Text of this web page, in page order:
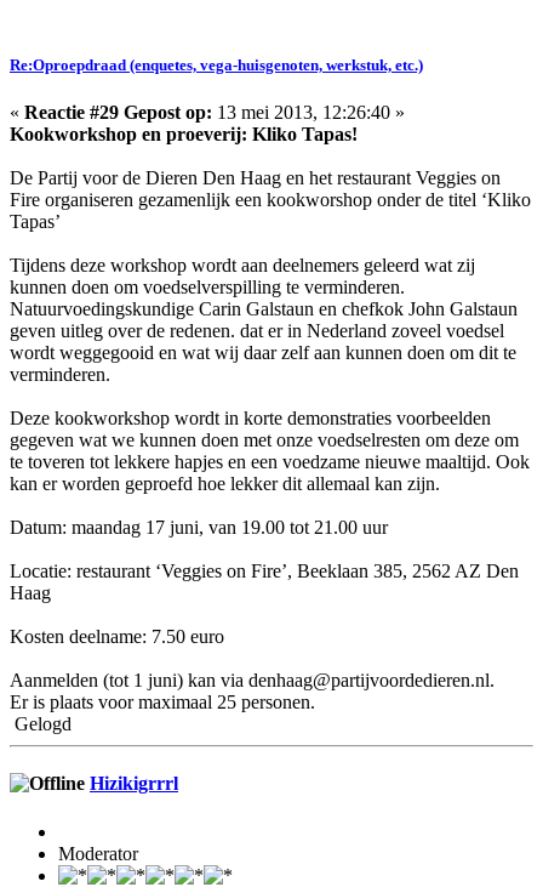
Re:Oproepdraad (enquetes, vega-huisgenoten, werkstuk, etc.)
« Reactie #29 Gepost op: 13 mei 2013, 12:26:40 »
Kookworkshop en proeverij: Kliko Tapas!
De Partij voor de Dieren Den Haag en het restaurant Veggies on
Fire organiseren gezamenlijk een kookworshop onder de titel ‘Kliko
Tapas’
Tijdens deze workshop wordt aan deelnemers geleerd wat zij
kunnen doen om voedselverspilling te verminderen.
Natuurvoedingskundige Carin Galstaun en chefkok John Galstaun
geven uitleg over de redenen. dat er in Nederland zoveel voedsel
wordt weggegooid en wat wij daar zelf aan kunnen doen om dit te
verminderen.
Deze kookworkshop wordt in korte demonstraties voorbeelden
gegeven wat we kunnen doen met onze voedselresten om deze om
te toveren tot lekkere hapjes en een voedzame nieuwe maaltijd. Ook
kan er worden geproefd hoe lekker dit allemaal kan zijn.
Datum: maandag 17 juni, van 19.00 tot 21.00 uur
Locatie: restaurant ‘Veggies on Fire’, Beeklaan 385, 2562 AZ Den
Haag
Kosten deelname: 7.50 euro
Aanmelden (tot 1 juni) kan via denhaag@partijvoordedieren.nl.
Er is plaats voor maximaal 25 personen.
Gelogd
Hizikigrrrl
Moderator